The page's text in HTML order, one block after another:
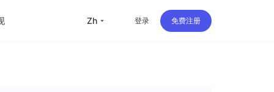
zh 登录 免费注册